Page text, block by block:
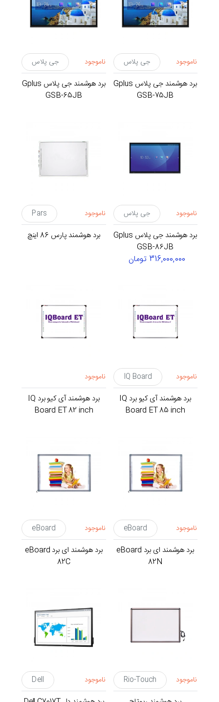
ناموجود جی پلاس
برد هوشمند جی پلاس Gplus
GSB-75JB
ناموجود جی پلاس
برد هوشمند جی پلاس Gplus
GSB-65JB
ناموجود جی پلاس
برد هوشمند جی پلاس Gplus
GSB-86JB
316,000,000 تومان
ناموجود Pars
برد هوشمند پارس 86 اینچ
ناموجود IQ Board
برد هوشمند آی کیو برد IQ
Board ET 85 inch
ناموجود
برد هوشمند آی کیو برد IQ
Board ET 82 inch
ناموجود eBoard
برد هوشمند ای برد eBoard
82N
ناموجود eBoard
برد هوشمند ای برد eBoard
82C
ناموجود Rio-Touch ناموجود Dell